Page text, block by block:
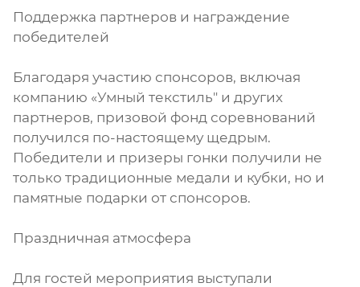
Поддержка партнеров и награждение
победителей
Благодаря участию спонсоров, включая
компанию «Умный текстиль" и других
партнеров, призовой фонд соревнований
получился по-настоящему щедрым.
Победители и призеры гонки получили не
только традиционные медали и кубки, но и
памятные подарки от спонсоров.
Праздничная атмосфера
Для гостей мероприятия выступали